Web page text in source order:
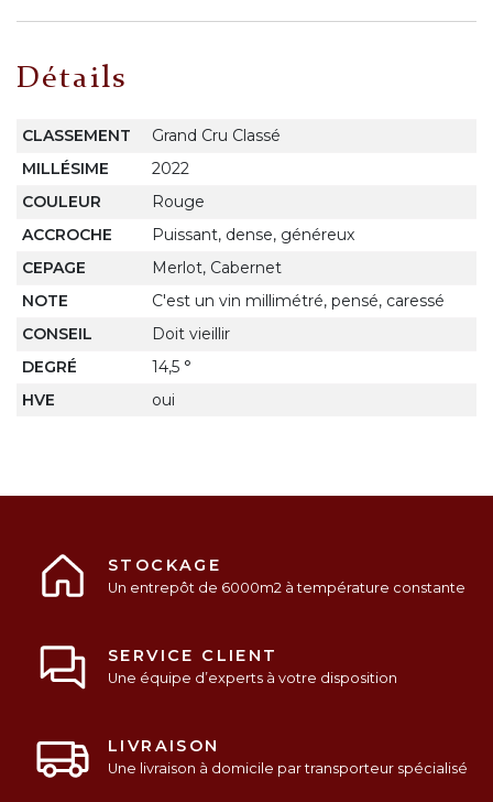
Détails
CLASSEMENT
Grand Cru Classé
MILLÉSIME
2022
COULEUR
Rouge
ACCROCHE
Puissant, dense, généreux
CEPAGE
Merlot, Cabernet
NOTE
C'est un vin millimétré, pensé, caressé
CONSEIL
Doit vieillir
DEGRÉ
14,5 °
HVE
oui
STOCKAGE
Un entrepôt de 6000m2 à température constante
SERVICE CLIENT
Une équipe d’experts à votre disposition
LIVRAISON
Une livraison à domicile par transporteur spécialisé